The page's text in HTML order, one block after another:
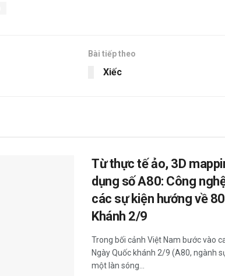
Bài tiếp theo
Xiếc
Từ thực tế ảo, 3D
dụng số A80: Công
các sự kiện hướng về
Khánh 2/9
Trong bối cảnh Việt Nam bước vào
Ngày Quốc khánh 2/9 (A80, ngành
một làn sóng...